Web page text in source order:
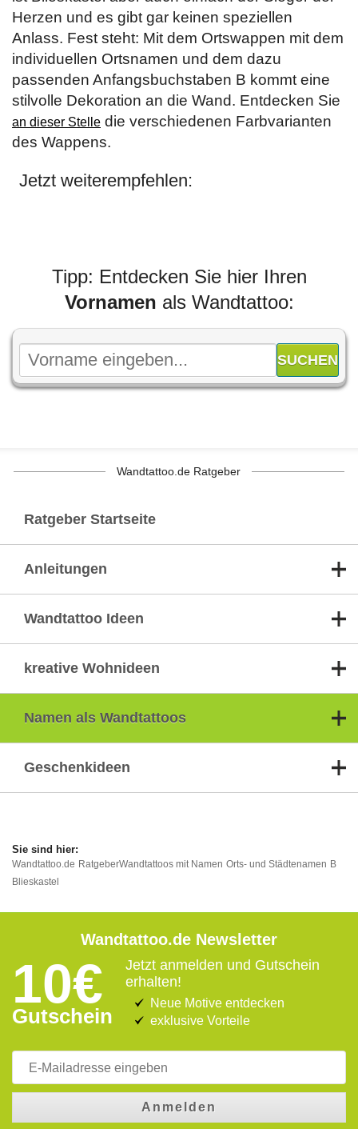
Herzen und es gibt gar keinen speziellen
Anlass. Fest steht: Mit dem Ortswappen mit dem
individuellen Ortsnamen und dem dazu
passenden Anfangsbuchstaben B kommt eine
stilvolle Dekoration an die Wand. Entdecken Sie
an dieser Stelle die verschiedenen Farbvarianten
des Wappens.
Jetzt weiterempfehlen:
Tipp: Entdecken Sie hier Ihren
Vornamen als Wandtattoo:
Wandtattoo.de Ratgeber
Ratgeber Startseite
Anleitungen
Wandtattoo Ideen
kreative Wohnideen
Namen als Wandtattoos
Geschenkideen
Wandtattoo.de RatgeberWandtattoos mit Namen Orts- und Städtenamen B
Blieskastel
Wandtattoo.de Newsletter
10€
Gutschein
Jetzt anmelden und Gutschein
erhalten!
Neue Motive entdecken
exklusive Vorteile
Anmelden